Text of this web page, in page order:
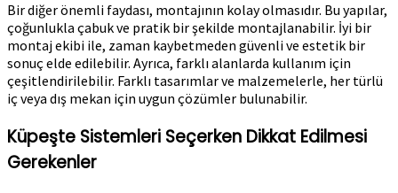
Bir diğer önemli faydası, montajının kolay olmasıdır. Bu yapılar,
çoğunlukla çabuk ve pratik bir şekilde montajlanabilir. İyi bir
montaj ekibi ile, zaman kaybetmeden güvenli ve estetik bir
sonuç elde edilebilir. Ayrıca, farklı alanlarda kullanım için
çeşitlendirilebilir. Farklı tasarımlar ve malzemelerle, her türlü
iç veya dış mekan için uygun çözümler bulunabilir.
Küpeşte Sistemleri Seçerken Dikkat Edilmesi
Gerekenler